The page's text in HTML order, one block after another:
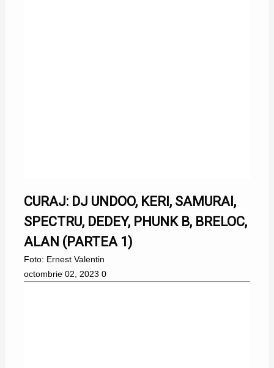
CURAJ: DJ UNDOO, KERI, SAMURAI,
SPECTRU, DEDEY, PHUNK B, BRELOC,
ALAN (PARTEA 1)
Foto: Ernest Valentin
octombrie 02, 2023 0